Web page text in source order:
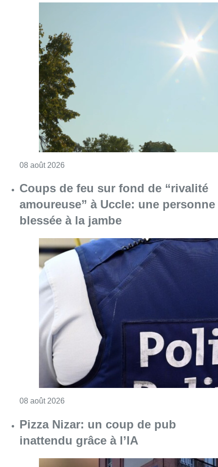
08 août 2026Consulter l'article "Météo: du soleil et
Coups de feu sur fond de “rivalité
amoureuse” à Uccle: une personne
blessée à la jambe
08 août 2026 Consulter l'article "Coups de feu sur fond
Pizza Nizar: un coup de pub
inattendu grâce à l’IA